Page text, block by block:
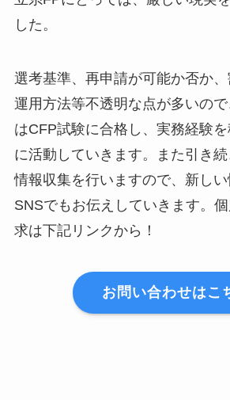
した。
選考基準、再申請が可能か否か
運用方法等不透明な点が多いの
はCFP試験に合格し、実務経験
に活動していきます。また引き
情報収集を行いますので、新し
SNSでもお伝えしていきます。
求は下記リンクから！
お問い合わせはこ